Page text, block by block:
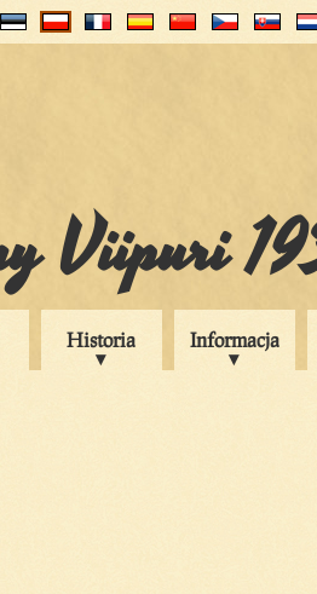
Viipuri
Historia Informacja